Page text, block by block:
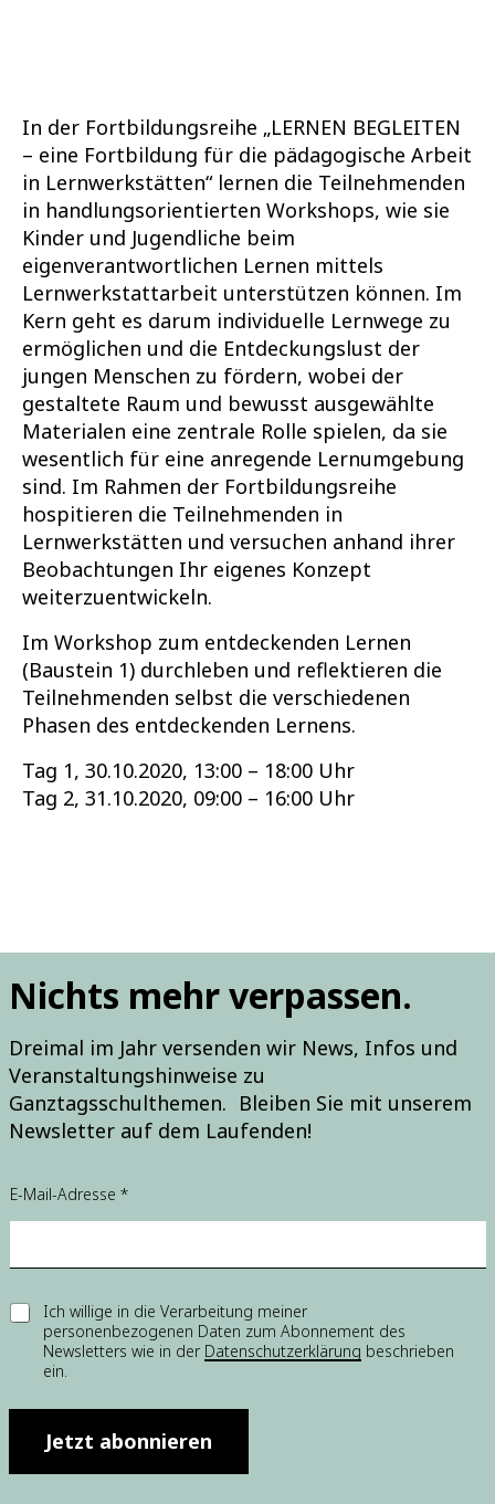
In der Fortbildungsreihe „LERNEN BEGLEITEN
– eine Fortbildung für die pädagogische Arbeit
in Lernwerkstätten“ lernen die Teilnehmenden
in handlungsorientierten Workshops, wie sie
Kinder und Jugendliche beim
eigenverantwortlichen Lernen mittels
Lernwerkstattarbeit unterstützen können. Im
Kern geht es darum individuelle Lernwege zu
ermöglichen und die Entdeckungslust der
jungen Menschen zu fördern, wobei der
gestaltete Raum und bewusst ausgewählte
Materialen eine zentrale Rolle spielen, da sie
wesentlich für eine anregende Lernumgebung
sind. Im Rahmen der Fortbildungsreihe
hospitieren die Teilnehmenden in
Lernwerkstätten und versuchen anhand ihrer
Beobachtungen Ihr eigenes Konzept
weiterzuentwickeln.
Im Workshop zum entdeckenden Lernen
(Baustein 1) durchleben und reflektieren die
Teilnehmenden selbst die verschiedenen
Phasen des entdeckenden Lernens.
Tag 1, 30.10.2020, 13:00 – 18:00 Uhr
Tag 2, 31.10.2020, 09:00 – 16:00 Uhr
Nichts mehr verpassen.
Dreimal im Jahr versenden wir News, Infos und
Veranstaltungshinweise zu
Ganztagsschulthemen. Bleiben Sie mit unserem
Newsletter auf dem Laufenden!
i
n
l
i
g
M
E-Mail-Adresse *
E
g
Ich willige in die Verarbeitung meiner
personenbezogenen Daten zum Abonnement des
Newsletters wie in der Datenschutzerklärung beschrieben
ein.
Jetzt abonnieren